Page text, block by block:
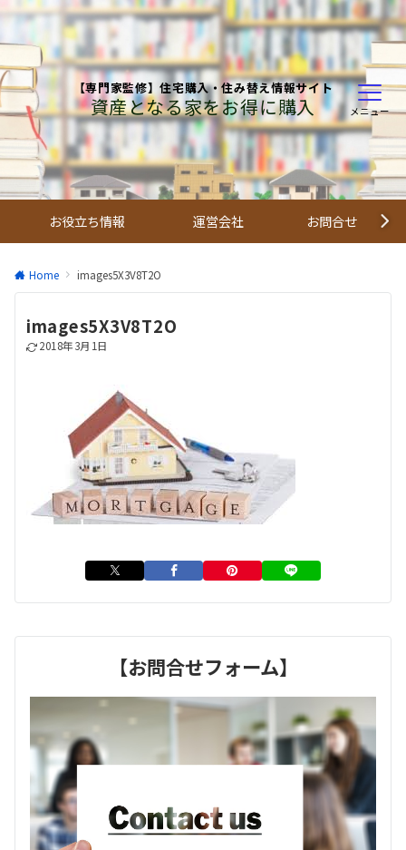
【専門家監修】住宅購入・住み替え情報サイト
資産となる家をお得に購入 メニュー
お役立ち情報 運営会社 お問合せ
Home images5X3V8T2O
images5X3V8T2O
2018年3月1日
【お問合せフォーム】